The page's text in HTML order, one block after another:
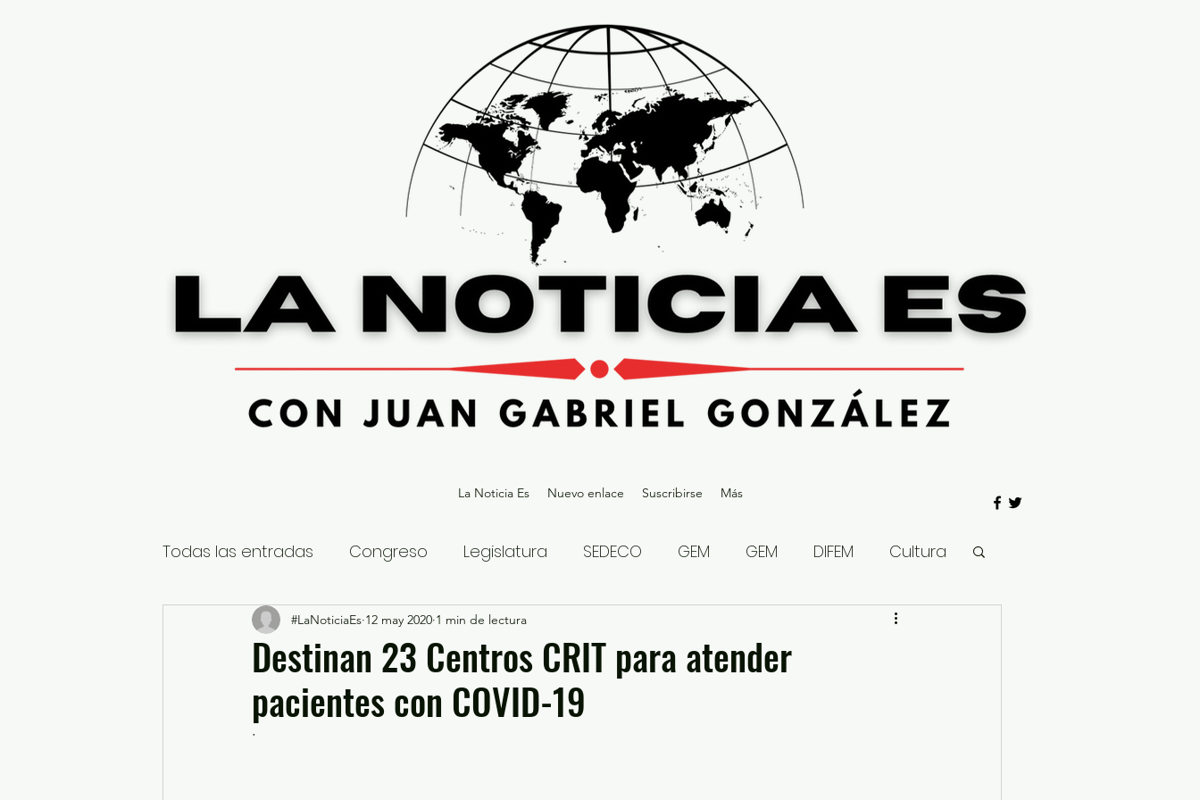
La Noticia Es Nuevo enlace Suscribirse Más
Todas las entradas Congreso Legislatura SEDECO GEM GEM DIFEM Cultura
Nacional Estatal Gubernatura Edoméx 2023
Educación y Cultura Seguridad y Justicia Denuncia Ciudadana
Destinan 23 Centros CRIT para atender
pacientes con COVID-19
#LaNoticiaEs 12 may 2020 1 min de lectura
·